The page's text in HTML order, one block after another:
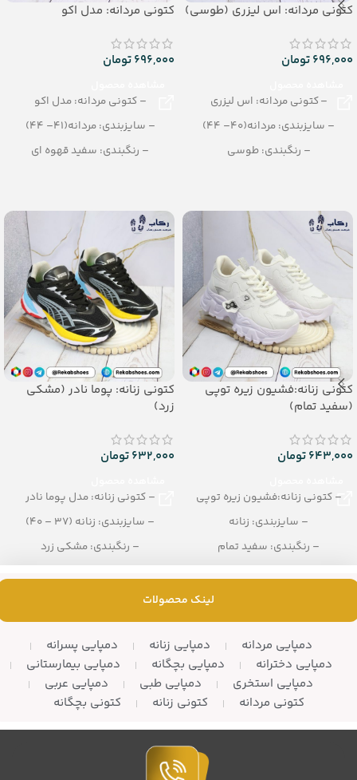
کتونی مردانه: اس لیزری (طوسی)
696,000تومان
– کتونی مردانه: اس لیزری
– سایزبندی: مردانه(40– 44)
– رنگبندی: طوسی
کتونی مردانه: مدل اکو
696,000تومان
– کتونی مردانه: مدل اکو
– سایزبندی: مردانه(41– 44)
– رنگبندی: سفید قهوه ای
کتونی زنانه:فشیون زیره توپی
(سفید تمام)
643,000تومان
– کتونی زنانه:فشیون زیره توپی
– سایزبندی: زنانه
– رنگبندی: سفید تمام
– تعداد در کارتن: 10 زوج
کتونی زنانه: پوما نادر (مشکی
زرد)
632,000تومان
– کتونی زنانه: مدل پوما نادر
– سایزبندی: زنانه (37 – 40)
– رنگبندی: مشکی زرد
لینک محصولات
دمپایی مردانه دمپایی زنانه
دمپایی پسرانه
دمپایی دخترانه
دمپایی بچگانه
دمپایی بیمارستانی
دمپایی استخری
دمپایی طبی
دمپایی عربی
کتونی مردانه
کتونی زنانه کتونی بچگانه